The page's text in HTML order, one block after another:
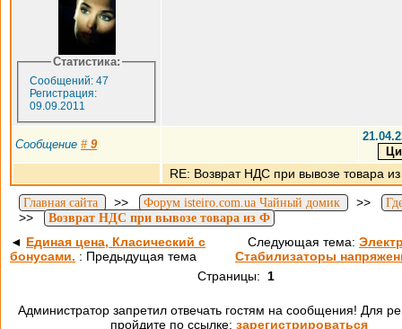
Статистика:
Сообщений: 47
Регистрация:
09.09.2011
Сообщение # 9
RE: Возврат НДС при вывозе товара
Главная сайта >> Форум isteiro.com.ua Чайный домик >>
>> Возврат НДС при вывозе товара из Ф
◄ Единая цена, Класический с
бонусами. : Предыдущая тема
Следующая тема:
Стабилизаторы
Страницы: 1
Администратор запретил отвечать гостям на сообщения! Для
пройдите по ссылке: зарегистрироваться